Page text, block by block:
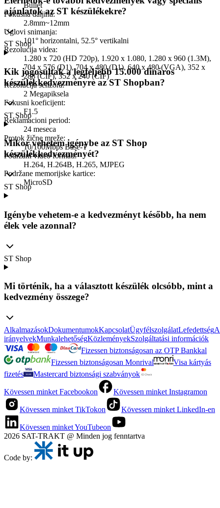
Bullet
Fokusna daljina:
2.8mm~12mm
Uglovi snimanja:
101° horizontalni, 52.5° vertikalni
Rezolucija videa:
1.280 x 720 (HD 720p), 1.920 x 1.080, 1.280 x 960 (1.3M),
704 x 576 (D1), 704 x 480 (D1), 640 x 480 (VGA), 352 x
288 (CIF), 352 x 240 (CIF)
Rezolucija senzora:
2 Megapiksela
Fokusni koeficijent:
F1.5
Reklamacioni period:
24 meseca
Protok žične mreže:
10/100Mbps Base-T
Podržani video formati:
H.264, H.264B, H.265, MJPEG
Podržane memorijske kartice:
MicroSD
ajánlatok az ST készülékekre?
ST Shop
Kik jogosultak a legfeljebb 15.000 dináros
készülékkedvezményre az ST Shopban?
ST Shop
Mikor vehetem igénybe az ST Shop
készülékkedvezményét?
ST Shop
Igénybe vehetem-e a kedvezményt később, ha nem
élek vele azonnal?
ST Shop
Mi történik, ha a választott készülék olcsóbb, mint a
kedvezmény összege?
AlkalmazásokDokumentumokKapcsolatÜgyfélszolgálatLefedettség
irányelvekMunkalehetőségKözleményekSzolgáltatási információk
Fizessen biztonságosan az OTP Bankkal
Fizessen biztonságosan Monrival
Visa kártyás
fizetés
Mastercard biztonsági szabványok
Kövessen minket Facebookon Kövessen minket Instagramon
Kövessen minket TikTokon Kövessen minket LinkedIn-en
Kövessen minket YouTubeon
2026 SAT-TRAKT @ Minden jog fenntartva
Code by: